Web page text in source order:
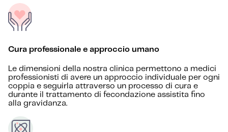
Cura professionale e approccio umano
Le dimensioni della nostra clinica permettono a medici
professionisti di avere un approccio individuale per ogni
coppia e seguirla attraverso un processo di cura e
durante il trattamento di fecondazione assistita fino
alla gravidanza.